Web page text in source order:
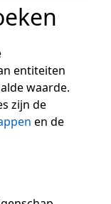
entiteiten
waarde.
zijn de
en de